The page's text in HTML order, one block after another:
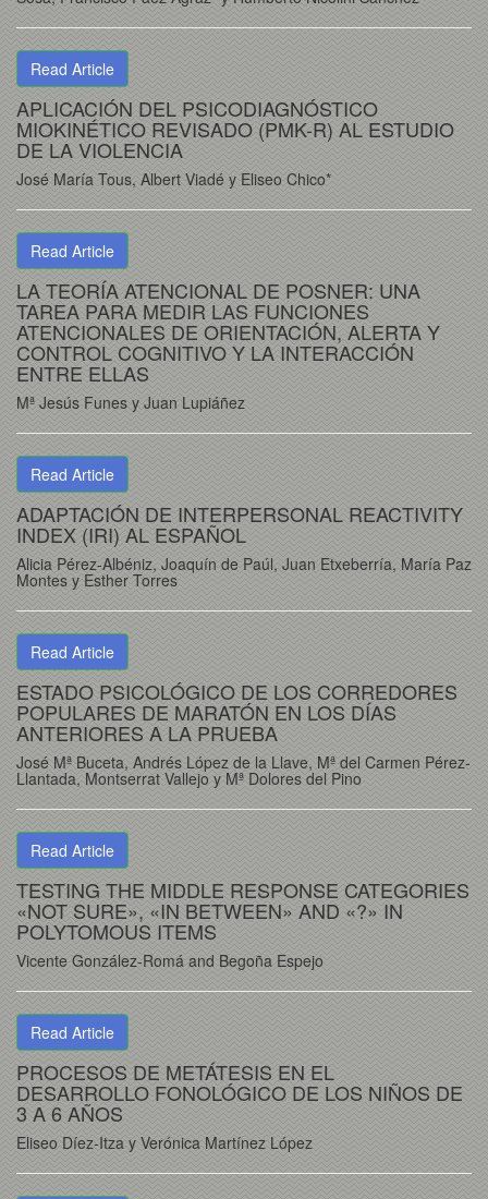
Read Article
APLICACIÓN DEL PSICODIAGNÓSTICO
MIOKINÉTICO REVISADO (PMK-R) AL ESTUDIO
DE LA VIOLENCIA
José María Tous, Albert Viadé y Eliseo Chico*
Read Article
LA TEORÍA ATENCIONAL DE POSNER: UNA
TAREA PARA MEDIR LAS FUNCIONES
ATENCIONALES DE ORIENTACIÓN, ALERTA Y
CONTROL COGNITIVO Y LA INTERACCIÓN
ENTRE ELLAS
Mª Jesús Funes y Juan Lupiáñez
Read Article
ADAPTACIÓN DE INTERPERSONAL REACTIVITY
INDEX (IRI) AL ESPAÑOL
Alicia Pérez-Albéniz, Joaquín de Paúl, Juan Etxeberría, María Paz
Montes y Esther Torres
Read Article
ESTADO PSICOLÓGICO DE LOS CORREDORES
POPULARES DE MARATÓN EN LOS DÍAS
ANTERIORES A LA PRUEBA
José Mª Buceta, Andrés López de la Llave, Mª del Carmen Pérez-
Llantada, Montserrat Vallejo y Mª Dolores del Pino
Read Article
TESTING THE MIDDLE RESPONSE CATEGORIES
«NOT SURE», «IN BETWEEN» AND «?» IN
POLYTOMOUS ITEMS
Vicente González-Romá and Begoña Espejo
Read Article
PROCESOS DE METÁTESIS EN EL
DESARROLLO FONOLÓGICO DE LOS NIÑOS DE
3 A 6 AÑOS
Eliseo Díez-Itza y Verónica Martínez López